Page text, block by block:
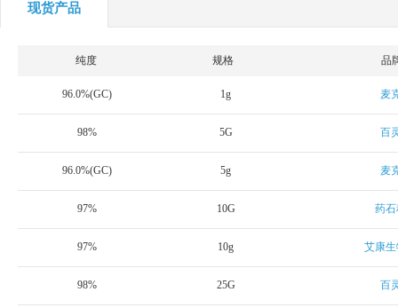
现货产品
纯度 规格 品
96.0%(GC) 1g 麦
98% 5G 百
96.0%(GC) 5g 麦
97% 10G 药
97% 10g 艾康
98% 25G 百